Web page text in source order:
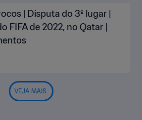
| Disputa do 3º lugar |
FIFA de 2022, no Qatar |
VEJA MAIS